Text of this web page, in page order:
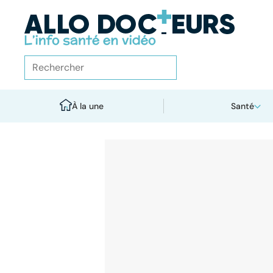
À la une Santé